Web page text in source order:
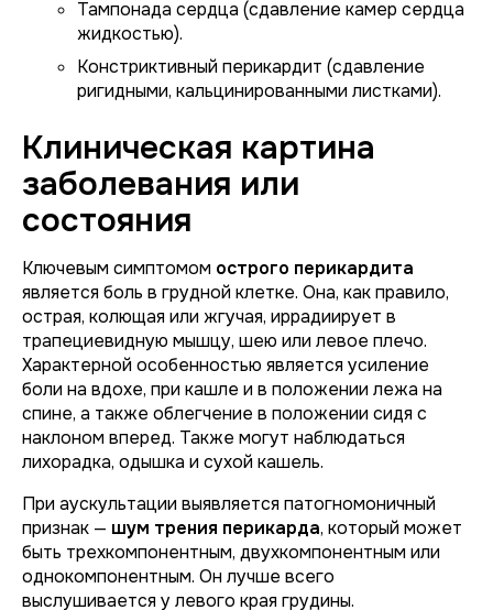
Тампонада сердца (сдавление камер сердца
жидкостью).
Констриктивный перикардит (сдавление
ригидными, кальцинированными листками).
Клиническая картина
заболевания или
состояния
Ключевым симптомом острого перикардита
является боль в грудной клетке. Она, как правило,
острая, колющая или жгучая, иррадиирует в
трапециевидную мышцу, шею или левое плечо.
Характерной особенностью является усиление
боли на вдохе, при кашле и в положении лежа на
спине, а также облегчение в положении сидя с
наклоном вперед. Также могут наблюдаться
лихорадка, одышка и сухой кашель.
При аускультации выявляется патогномоничный
признак — шум трения перикарда, который может
быть трехкомпонентным, двухкомпонентным или
однокомпонентным. Он лучше всего
выслушивается у левого края грудины.